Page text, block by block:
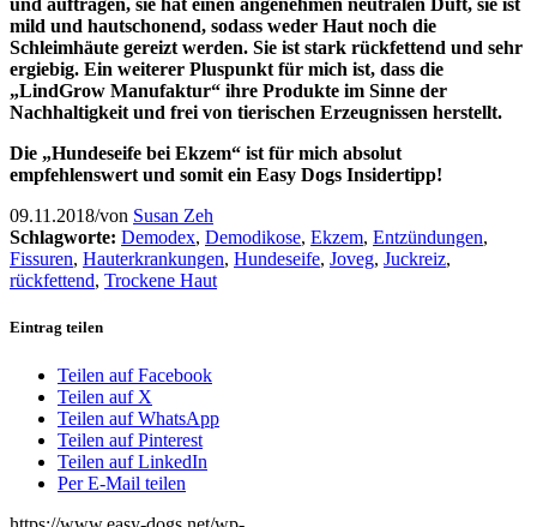
und auftragen, sie hat einen angenehmen neutralen Duft, sie ist
mild und hautschonend, sodass weder Haut noch die
Schleimhäute gereizt werden. Sie ist stark rückfettend und sehr
ergiebig. Ein weiterer Pluspunkt für mich ist, dass die
„LindGrow Manufaktur“ ihre Produkte im Sinne der
Nachhaltigkeit und frei von tierischen Erzeugnissen herstellt.
Die „Hundeseife bei Ekzem“ ist für mich absolut
empfehlenswert und somit ein Easy Dogs Insidertipp!
09.11.2018/von Susan Zeh
Schlagworte: Demodex, Demodikose, Ekzem, Entzündungen,
Fissuren, Hauterkrankungen, Hundeseife, Joveg, Juckreiz,
rückfettend, Trockene Haut
Eintrag teilen
Teilen auf Facebook
Teilen auf X
Teilen auf WhatsApp
Teilen auf Pinterest
Teilen auf LinkedIn
Per E-Mail teilen